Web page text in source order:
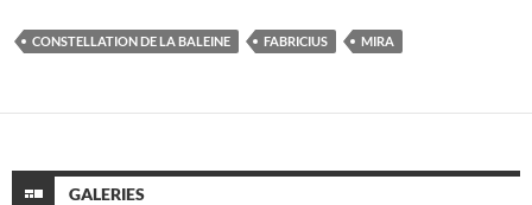
CONSTELLATION DE LA BALEINE FABRICIUS MIRA
GALERIES